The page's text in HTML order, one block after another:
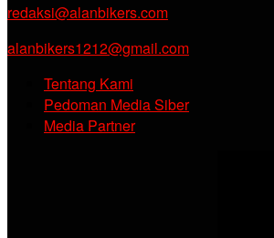
redaksi@alanbikers.com
alanbikers1212@gmail.com
Tentang Kami
Pedoman Media Siber
Media Partner